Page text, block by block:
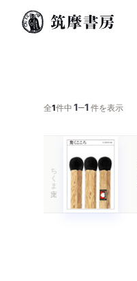
全1件中1─1件を表示
ちくま文庫